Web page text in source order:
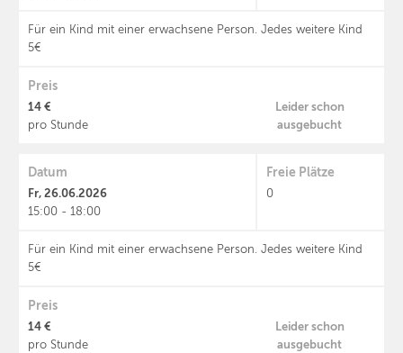
Für ein Kind mit einer erwachsene Person. Jedes weitere Kind
5€
Preis
14 €
pro Stunde
Leider schon
ausgebucht
Datum
Fr, 26.06.2026
15:00 - 18:00
Für ein Kind mit einer erwachsene Person. Jedes weitere Kind
5€
Freie Plätze
0
Preis
14 €
pro Stunde
Leider schon
ausgebucht